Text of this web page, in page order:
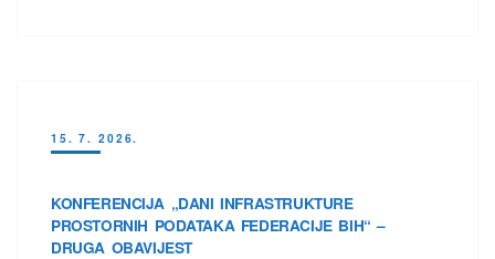
15. 7. 2026.
KONFERENCIJA „DANI INFRASTRUKTURE
PROSTORNIH PODATAKA FEDERACIJE BIH“ –
DRUGA OBAVIJEST